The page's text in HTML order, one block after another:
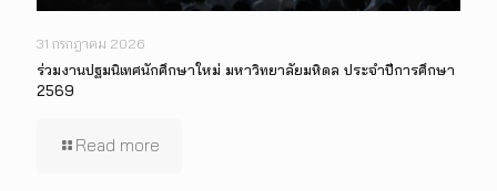
31 กรกฎาคม 2026
ร่วมงานปฐมนิเทศนักศึกษาใหม่ มหาวิทยาลัยมหิดล ประจำปีการศึกษา
2569
Read more